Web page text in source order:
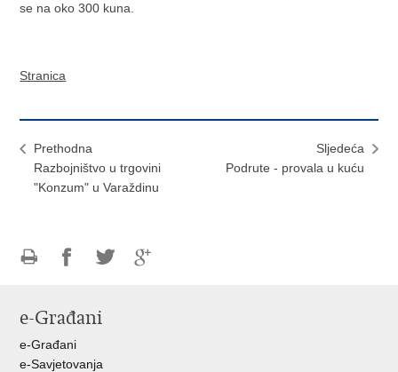
se na oko 300 kuna.
Stranica
Prethodna
Razbojništvo u trgovini
"Konzum" u Varaždinu
Sljedeća
Podrute - provala u kuću
FacebookuTwitteru
e-Građani
e-Građani
e-Savjetovanja